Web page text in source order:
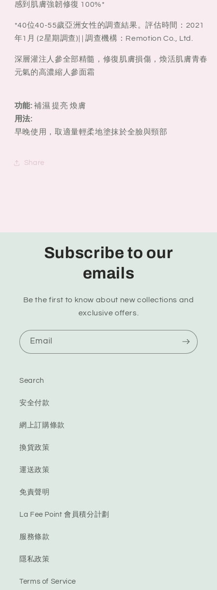
感到肌膚強韌修復 100%*
*40位40-55歲亞洲女性的調查結果。評估時間：2021
年1月 (2星期調查)| | 調查機構：Remotion Co., Ltd.
深層灌注人參全部精髓，修復肌膚損傷，煥活肌膚青春
元氣的高濃縮人參面霜
功能: 補濕 提亮 煥膚
用法:
早晚使用，取適量輕柔地塗抹於全臉與頸部
Share
Subscribe to our
emails
Be the first to know about new collections and
exclusive offers.
Email
Search
安全付款
網上訂購條款
換貨政策
運送政策
免責聲明
La Fee Point 會員積分計劃
服務條款
隱私政策
Terms of Service